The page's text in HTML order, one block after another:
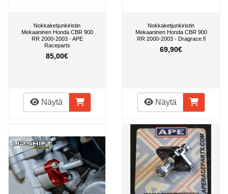
Nokkaketjunkiristin
Mekaaninen Honda CBR 900
RR 2000-2003 - APE
Raceparts
85,00€
Näytä
Nokkaketjunkiristin
Mekaaninen Honda CBR 900
RR 2000-2003 - Dragrace.fi
69,90€
Näytä